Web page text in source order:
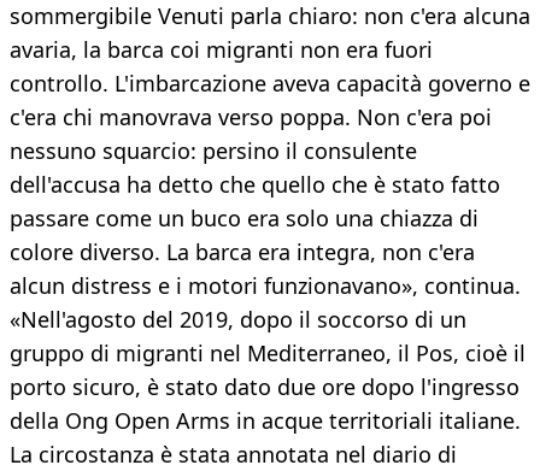
sommergibile Venuti parla chiaro: non c'era alcuna
avaria, la barca coi migranti non era fuori
controllo. L'imbarcazione aveva capacità governo e
c'era chi manovrava verso poppa. Non c'era poi
nessuno squarcio: persino il consulente
dell'accusa ha detto che quello che è stato fatto
passare come un buco era solo una chiazza di
colore diverso. La barca era integra, non c'era
alcun distress e i motori funzionavano», continua.
«Nell'agosto del 2019, dopo il soccorso di un
gruppo di migranti nel Mediterraneo, il Pos, cioè il
porto sicuro, è stato dato due ore dopo l'ingresso
della Ong Open Arms in acque territoriali italiane.
La circostanza è stata annotata nel diario di